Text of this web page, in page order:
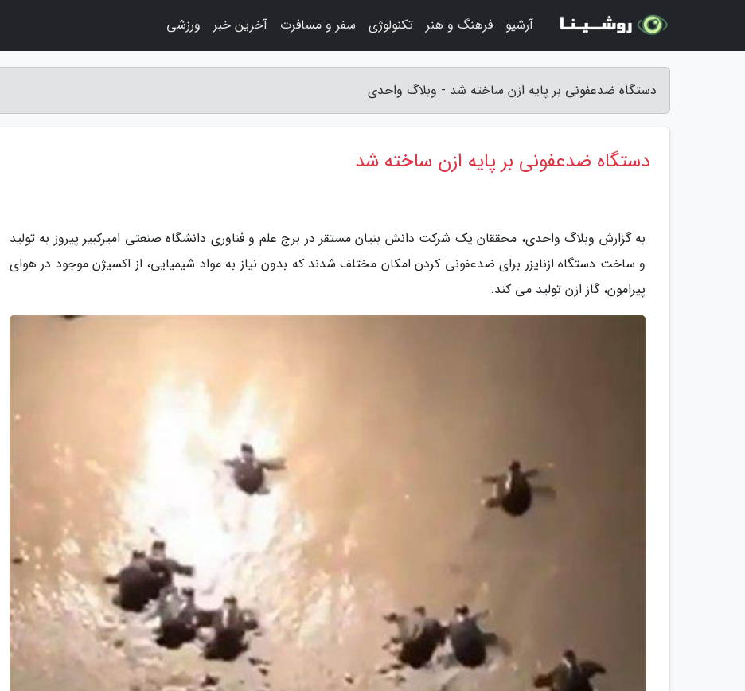
دستگاه ضدعفونی بر پایه ازن ساخته شد - وبلاگ واحدی
دستگاه ضدعفونی بر پایه ازن ساخته شد
به گزارش وبلاگ واحدی، محققان یک شرکت دانش بنیان مستقر در برج علم و فناوری دانشگاه صنعتی امیرکبیر پیروز به تولید
و ساخت دستگاه ازنایزر برای ضدعفونی کردن امکان مختلف شدند که بدون نیاز به مواد شیمیایی، از اکسیژن موجود در هوای
پیرامون، گاز ازن تولید می کند.
آرشیو فرهنگ و هنر تکنولوژی سفر و مسافرت آخرین خبر ورزشی